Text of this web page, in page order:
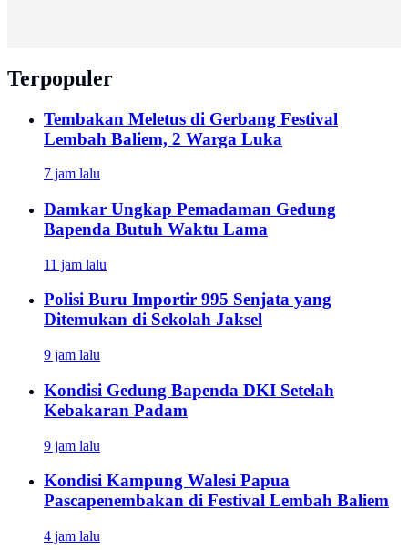
Terpopuler
Tembakan Meletus di Gerbang Festival
Lembah Baliem, 2 Warga Luka
7 jam lalu
Damkar Ungkap Pemadaman Gedung
Bapenda Butuh Waktu Lama
11 jam lalu
Polisi Buru Importir 995 Senjata yang
Ditemukan di Sekolah Jaksel
9 jam lalu
Kondisi Gedung Bapenda DKI Setelah
Kebakaran Padam
9 jam lalu
Kondisi Kampung Walesi Papua
Pascapenembakan di Festival Lembah Baliem
4 jam lalu